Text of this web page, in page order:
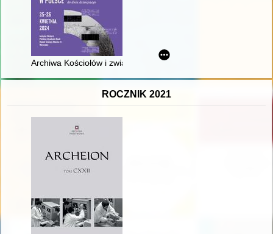
Archiwa Kościołów i związków wyznaniowych w Polsce :
ROCZNIK 2021